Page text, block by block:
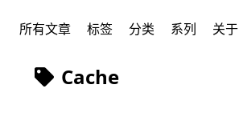
所有文章 标签 分类 系列 关于
Cache